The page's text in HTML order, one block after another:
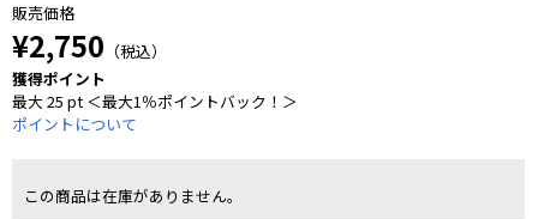
販売価格
¥2,750 （税込）
獲得ポイント
最大 25 pt ＜最大1％ポイントバック！＞
ポイントについて
この商品は在庫がありません。